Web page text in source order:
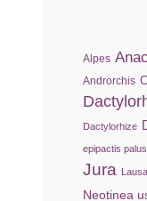
Alpes
Androrchis
Dactylorhize
epipactis
Jura
Neotinea